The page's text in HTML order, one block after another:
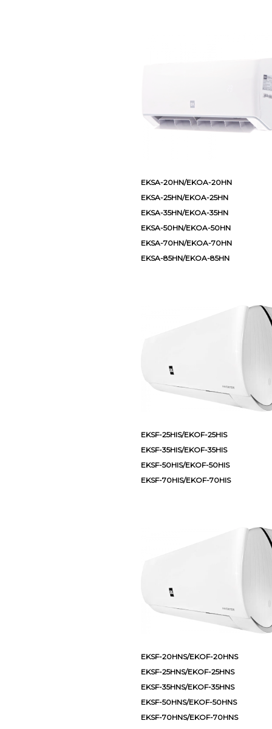
EKSA-20HN/EKOA-20HN
EKSA-25HN/EKOA-25HN
EKSA-35HN/EKOA-35HN
EKSA-50HN/EKOA-50HN
EKSA-70HN/EKOA-70HN
EKSA-85HN/EKOA-85HN
EKSF-25HIS/EKOF-25HIS
EKSF-35HIS/EKOF-35HIS
EKSF-50HIS/EKOF-50HIS
EKSF-70HIS/EKOF-70HIS
EKSF-20HNS/EKOF-20HNS
EKSF-25HNS/EKOF-25HNS
EKSF-35HNS/EKOF-35HNS
EKSF-50HNS/EKOF-50HNS
EKSF-70HNS/EKOF-70HNS